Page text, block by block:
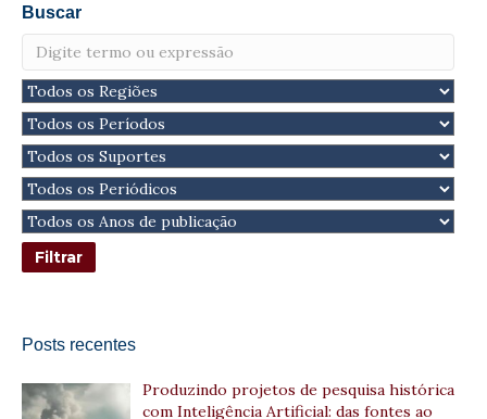
Buscar
Posts recentes
Produzindo projetos de pesquisa histórica
com Inteligência Artificial: das fontes ao